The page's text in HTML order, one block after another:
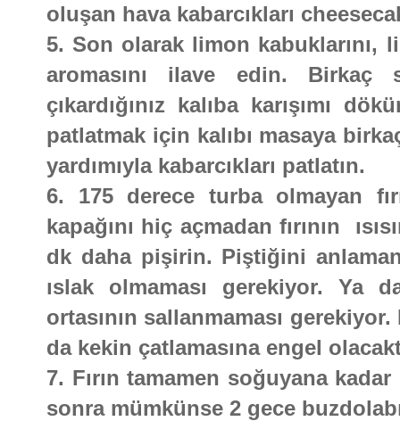
oluşan hava kabarcıkları
5. Son olarak limon kabuklarını,
aromasını ilave edin. Birkaç
çıkardığınız kalıba karışımı
patlatmak için kalıbı masaya
yardımıyla kabarcıkları patlatın.
6. 175 derece turba olmayan
kapağını hiç açmadan fırının
dk daha pişirin. Piştiğini
ıslak olmaması gerekiyor. Ya
ortasının sallanmaması
da kekin çatlamasına engel
7. Fırın tamamen soğuyana
sonra mümkünse 2 gece